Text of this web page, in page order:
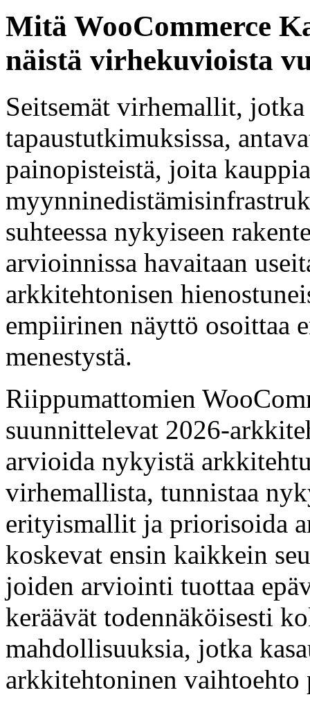
Mitä WooCommerce
näistä virhekuvioista
Seitsemät virhemallit,
tapaustutkimuksissa,
painopisteistä, joita
suhteessa nykyiseen
arvioinnissa havaitaan
arkkitehtonisen
empiirinen näyttö osoittaa
menestystä.
Riippumattomien
suunnittelevat 2026-
arvioida nykyistä
virhemallista, tunnistaa
erityismallit ja priorisoida
koskevat ensin kaikkein
joiden arviointi tuottaa
keräävät todennäköisesti
mahdollisuuksia, jotka
arkkitehtoninen